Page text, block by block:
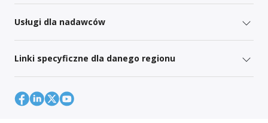
Usługi dla nadawców
Linki specyficzne dla danego regionu